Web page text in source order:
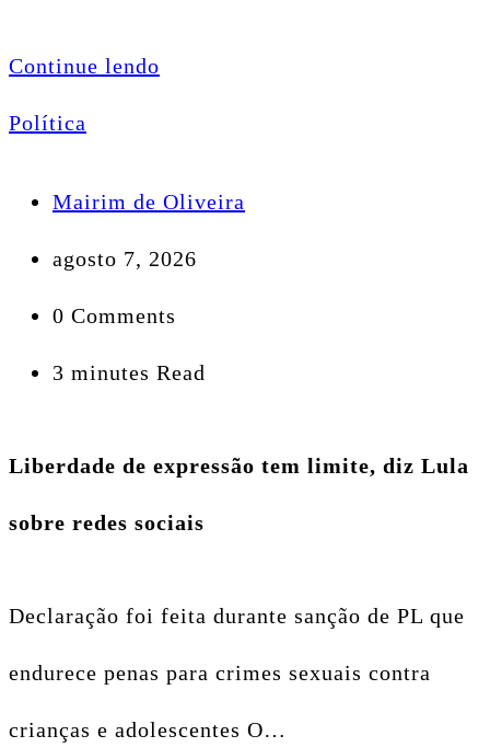
Continue lendo
Política
Mairim de Oliveira
agosto 7, 2026
0 Comments
3 minutes Read
Liberdade de expressão tem limite, diz Lula
sobre redes sociais
Declaração foi feita durante sanção de PL que
endurece penas para crimes sexuais contra
crianças e adolescentes O…